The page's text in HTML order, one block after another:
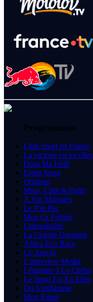
Programmes
Club Sport en France
La victoire est en elles
Dans Ma Fédé
Esprit Sport
Origines
Mma, Chill & Fight
A Vos Marques
Le P'tit Pac
Mon Gr Préféré
Unbreakable
La Grande Question
Africa Eco Race
Ce Jour-là
L'interview Media
Légendes à La Chêne
Le Sport Est En Elles
On S'enflamme
Mon Rituel